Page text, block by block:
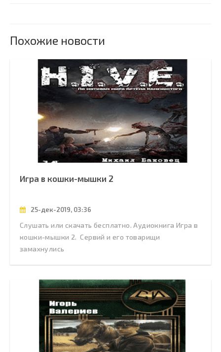
Похожие новости
Игра в кошки-мышки 2
25-дек-2019, 03:36
Слушать или скачать бесплатно. Аудиокнига Игра в
кошки-мышки 2. Сервий и его товарищи
замахнулись